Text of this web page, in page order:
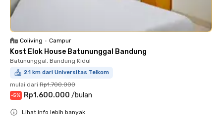
Coliving • Campur
Kost Elok House Batununggal Bandung
Batununggal, Bandung Kidul
2.1 km dari Universitas Telkom
mulai dari Rp1.700.000
-5% Rp1.600.000 /bulan
Lihat info lebih banyak